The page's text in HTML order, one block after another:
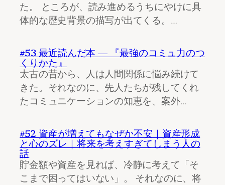
た。 ところが、読み進めるうちにやけに具
体的な歴史背景の描写が出てくる。…
#53 最近読んだ本 ― 『最強のコミュ力のつ
くりかた』
太古の昔から、人は人間関係に悩み続けて
きた。それなのに、先人たちが残してくれ
たコミュニケーションの知恵を、案外…
#52 資産が増えてもなぜか不安｜資産形成
と心のズレ｜将来を考えすぎてしまう人の
話
貯金額や資産を見れば、冷静に考えて「そ
こまで困ってはいない」。 それなのに、将